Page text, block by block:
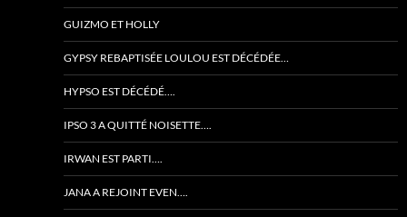
GUIZMO ET HOLLY
GYPSY REBAPTISÉE LOULOU EST DÉCÉDÉE…
HYPSO EST DÉCÉDÉ….
IPSO 3 A QUITTÉ NOISETTE….
IRWAN EST PARTI….
JANA A REJOINT EVEN….